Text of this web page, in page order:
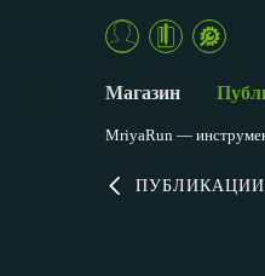
ПУБЛИКАЦИИ
Магазин
MriyaRun —